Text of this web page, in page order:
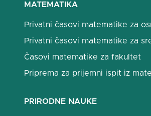
MATEMATIKA
Privatni časovi matematike za
Privatni časovi matematike za
Časovi matematike za fakultet
Priprema za prijemni ispit iz
PRIRODNE NAUKE